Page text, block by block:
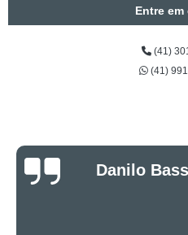
Entre
(41)
(41)